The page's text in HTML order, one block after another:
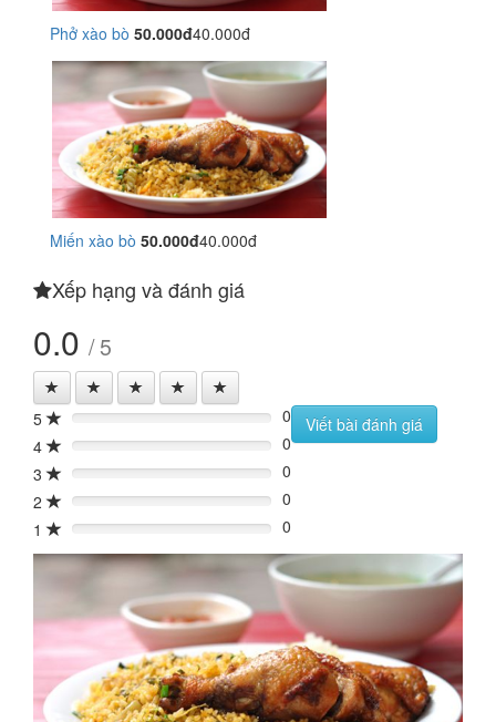
Phở xào bò 50.000đ40.000đ
Miến xào bò 50.000đ40.000đ
Xếp hạng và đánh giá
0.0 / 5
5 0%
0
4
0%
0
3
0%
0
2
0%
0
1
0% 0
Viết bài đánh giá